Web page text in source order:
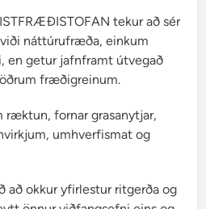
tekur að sér
náttúrufræða, einkum
en getur jafnframt útvegað
fræðigreinum.
ræktun, fornar grasanytjar,
umhverfismat og
að okkur yfirlestur ritgerða og